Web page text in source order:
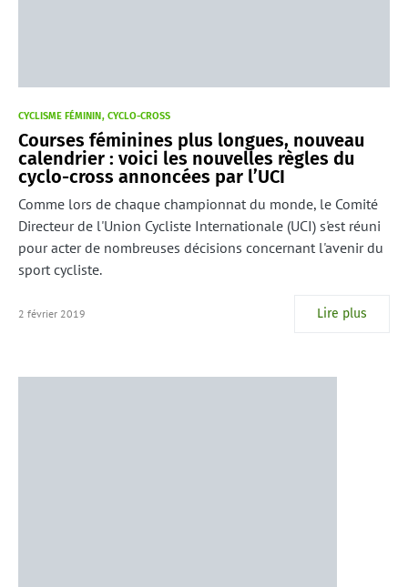
CYCLISME FÉMININ CYCLO-CROSS
Courses féminines plus longues, nouveau
calendrier : voici les nouvelles règles du
cyclo-cross annoncées par l’UCI
Comme lors de chaque championnat du monde, le Comité
Directeur de l'Union Cycliste Internationale (UCI) s'est réuni
pour acter de nombreuses décisions concernant l'avenir du
sport cycliste.
2 février 2019 Lire plus